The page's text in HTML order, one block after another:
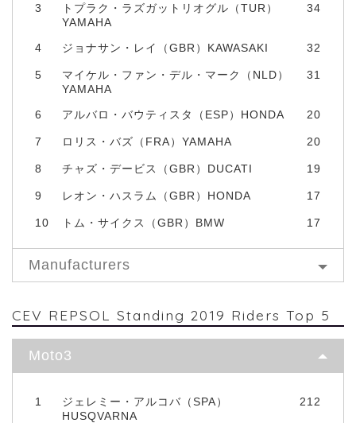
3
トプラク・ラズガットリオグル（TUR）
YAMAHA
34
4 ジョナサン・レイ（GBR）KAWASAKI 32
5
マイケル・ファン・デル・マーク（NLD）
YAMAHA
31
6 アルバロ・バウティスタ（ESP）HONDA 20
7 ロリス・バズ（FRA）YAMAHA 20
8 チャズ・デービス（GBR）DUCATI 19
9 レオン・ハスラム（GBR）HONDA 17
10 トム・サイクス（GBR）BMW 17
Manufacturers
CEV REPSOL Standing 2019 Riders Top 5
Moto3
1
ジェレミー・アルコバ（SPA）
HUSQVARNA
212